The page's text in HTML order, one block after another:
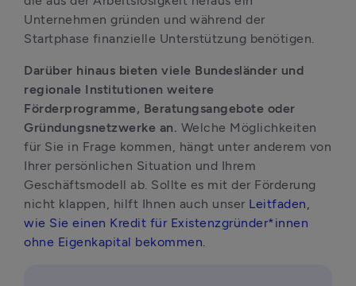
Unternehmen gründen und während der
Startphase finanzielle Unterstützung benötigen.
Darüber hinaus bieten viele Bundesländer und
regionale Institutionen weitere
Förderprogramme, Beratungsangebote oder
Gründungsnetzwerke an. Welche Möglichkeiten
für Sie in Frage kommen, hängt unter anderem von
Ihrer persönlichen Situation und Ihrem
Geschäftsmodell ab. Sollte es mit der Förderung
nicht klappen, hilft Ihnen auch unser Leitfaden,
wie Sie einen Kredit für Existenzgründer*innen
ohne Eigenkapital bekommen.